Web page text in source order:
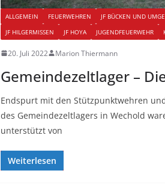
ALLGEMEIN FEUERWEHREN JF BÜCKEN UND
JF HILGERMISSEN
JF HOYA JUGENDFEUERWEHR
20. Juli 2022 Marion Thiermann
Gemeindezeltlager –
Endspurt mit den Stützpunktwehren
des Gemeindezeltlagers in Wechold
unterstützt von
Weiterlesen